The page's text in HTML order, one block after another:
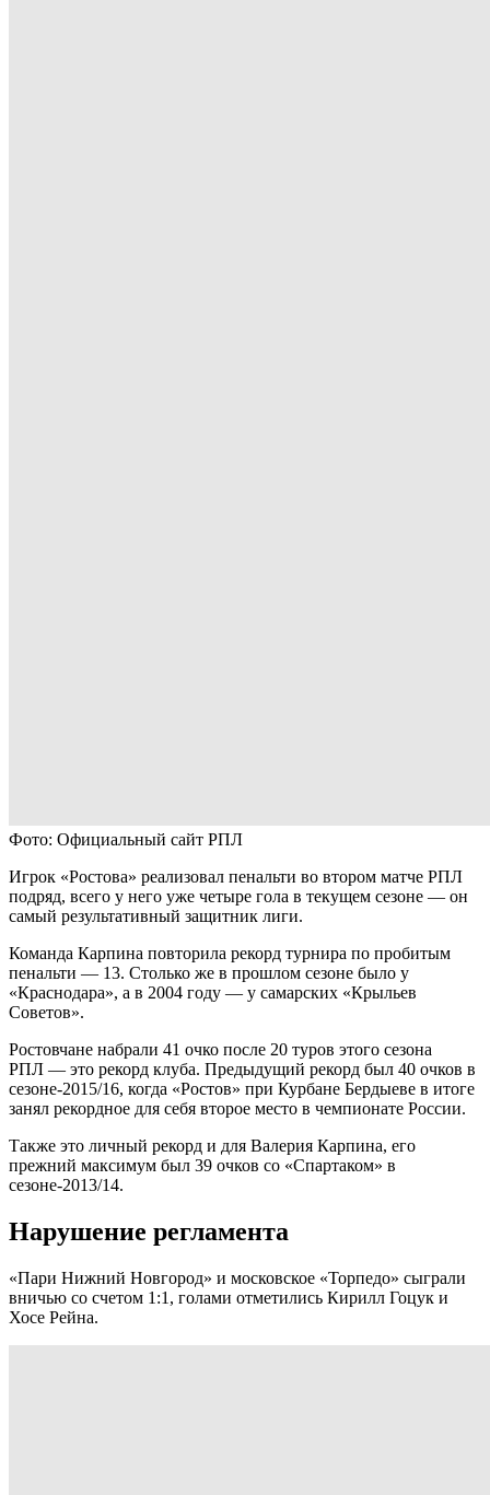
Фото: Официальный сайт РПЛ
Игрок «Ростова» реализовал пенальти во втором матче РПЛ
подряд, всего у него уже четыре гола в текущем сезоне — он
самый результативный защитник лиги.
Команда Карпина повторила рекорд турнира по пробитым
пенальти — 13. Столько же в прошлом сезоне было у
«Краснодара», а в 2004 году — у самарских «Крыльев
Советов».
Ростовчане набрали 41 очко после 20 туров этого сезона
РПЛ — это рекорд клуба. Предыдущий рекорд был 40 очков в
сезоне-2015/16, когда «Ростов» при Курбане Бердыеве в итоге
занял рекордное для себя второе место в чемпионате России.
Также это личный рекорд и для Валерия Карпина, его
прежний максимум был 39 очков со «Спартаком» в
сезоне-2013/14.
Нарушение регламента
«Пари Нижний Новгород» и московское «Торпедо» сыграли
вничью со счетом 1:1, голами отметились Кирилл Гоцук и
Хосе Рейна.